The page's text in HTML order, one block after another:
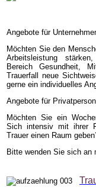
Angebote für
Möchten Sie den
Arbeitsleistung
Bereich Gesundheit,
Trauerfall neue
gerne ein individuelles
Angebote für
Möchten Sie ein
Sich intensiv mit ihrer
Trauer einen Raum
Bitte wenden Sie sich an